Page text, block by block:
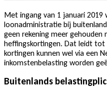
Met ingang van 1 januari 2019
loonadministratie bij
geen rekening meer gehouden
heffingskortingen. Dat leidt
kortingen kunnen wel via een
inkomstenbelasting worden
Buitenlands